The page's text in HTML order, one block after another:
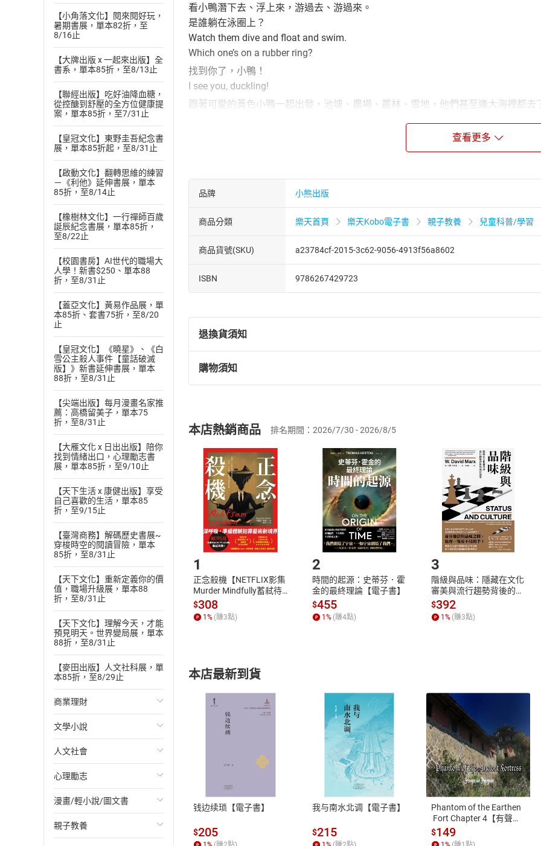
【小角落文化】閱來閱好玩，
暑期書展，單本82折，至
8/16止
【大牌出版 x 一起來出版】全
書系，單本85折，至8/13止
【聯經出版】吃好油降血糖，
從控醣到舒壓的全方位健康提
案，單本85折，至7/31止
【皇冠文化】東野圭吾紀念書
展，單本85折起，至8/31止
【啟動文化】翻轉思維的練習
－《利他》延伸書展，單本
85折，至8/14止
【橡樹林文化】一行禪師百歲
誕辰紀念書展，單本85折，
至8/22止
【校園書房】AI世代的職場大
人學！新書$250、單本88
折，至8/31止
【蓋亞文化】黃易作品展，單
本85折、套書75折，至8/20
止
【皇冠文化】《曉星》、《白
雪公主殺人事件【童話破滅
版】》新書延伸書展，單本
88折，至8/31止
【尖端出版】每月漫畫名家推
薦：高橋留美子，單本75
折，至8/31止
【大雁文化 x 日出出版】陪你
找到情緒出口，心理勵志書
展，單本85折，至9/10止
【天下生活 x 康健出版】享受
自己喜歡的生活，單本85
折，至9/15止
【臺灣商務】解碼歷史書展~
穿梭時空的閱讀冒險，單本
85折，至8/31止
【天下文化】重新定義你的價
值，職場升級展，單本88
折，至8/31止
【天下文化】理解今天，才能
預見明天。世界變局展，單本
88折，至8/31止
【麥田出版】人文社科展，單
本85折，至8/29止
商業理財
投資理財
經濟/趨勢
財務/金融
管理/領導
職場工作術
文學小說
歐美文學
日本文學
韓國文學
華文文學
人文社會
國際關係
政治
社會科學
心理勵志
心靈成長/情緒
人際關係
漫畫/輕小說/圖文書
輕小說
親子教養
看小鴨潛下去、浮上來，游過去、游過來。
是誰躺在泳圈上？
Watch them dive and float and swim.
Which one’s on a rubber ring?
找到你了，小鴨！
I see you, duckling!
跟著可愛的黃色小鴨一起出發，池塘、農場、叢林、雪地，他們甚至連大海裡都去
親子共讀時，家長不只可以陪著孩子叫出每隻小鴨的名字，並找出每隻小鴨，體
睡的小鴨呢！當家長和孩子一問一答的閱讀繪本時，就是孩子語言發展最好的時機
也別忘了掃描書中的QR Code，播放中英雙語故事音檔，和孩子一起動動手指頭，
duckling!」這也是互動式繪本的有趣之處喔！
書末特別邀請幼兒教育專家邱瓊慧教授撰寫專業導讀，提供家長更多利用繪本與孩
讓孩子練習1～10的點數，也學會更多動物或物品的雙語說法。
※強力推薦「中英雙語」繪本系列
《按按鈕，好好玩！The Button Book（附中英雙語QR Code音檔）》
查看更多
品牌 小熊出版
商品分類 樂天首頁 樂天Kobo電子書 親子教養 兒童科普/學習
商品貨號(SKU) a23784cf-2015-3c62-9056-4913f56a8602
ISBN 9786267429723
退換貨須知
退換貨規定：
(一)依消費者保護法第19條第1項後段暨通訊交易解除權合理例外情事適用
(二)消費者訂購本店鋪之商品即代表知悉本店鋪所銷售之商品為電子書，屬
且已下載/存取電子書，不得請求退貨退款。
退貨方式：您欲取消訂單或辦理退貨時，請登入樂天市場，並於「我的訂單」
貨」，本店鋪將依您的申請進行審核，待審核通過後將為您辦理退款事宜。
請注意，樂天市場須以整筆訂單為單位進行取消/退貨，恕無法以單支商品取消
購物須知
挑選商品
Choose
放入購物車
Shopping cart
登入帳號
Login
購書後，如何開始使用？
Step1.選擇閱讀載具 Step2.登入
付款方式
ATM轉帳、信用卡、LINE PAY、AFTEE
退換貨規範
本店是否提供消費者保護法七日猶
之權利，遽消費者保護法及通訊交
除權合理例外情事適用準則，依商
質各有不同規定。詳細退換貨說明
本店熱銷商品 排名期間：2026/7/30 - 2026/8/5
1
正念殺機【NETFLIX影集
Murder Mindfully蓄弒待
發】【電子書】
$308
1 % (賺3點)
2
時間的起源：史蒂芬．霍
金的最終理論【電子書】
$455
1 % (賺4點)
3
階級與品味：隱藏在文化
審美與流行趨勢背後的地
位渴望【電子書】
$392
1 % (賺3點)
本店最新到貨
钱边续琐【電子書】
$205
我与南水北调【電子書】
$215
Phantom of the Earthen
Fort Chapter 4【有聲
書】
$149